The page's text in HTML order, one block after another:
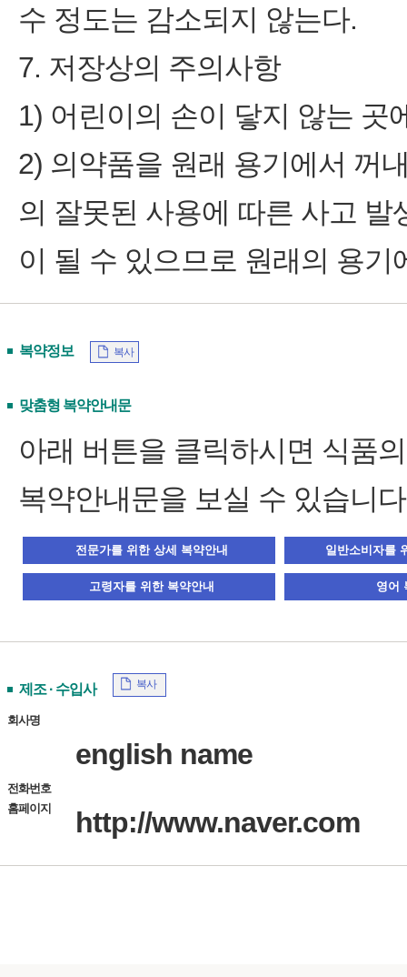
수 정도는 감소되지 않는다.
7. 저장상의 주의사항
1) 어린이의 손이 닿지 않는 곳
2) 의약품을 원래 용기에서 꺼
의 잘못된 사용에 따른 사고
이 될 수 있으므로 원래의 용
복약정보 복사
맞춤형 복약안내문
아래 버튼을 클릭하시면 식품
복약안내문을 보실 수 있습니
제조 · 수입사 복사
회사명
english name
전화번호
홈페이지
http://www.naver.com